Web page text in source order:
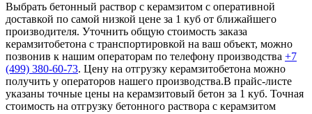
Выбрать бетонный раствор с керамзитом с оперативной
доставкой по самой низкой цене за 1 куб от ближайшего
производителя. Уточнить общую стоимость заказа
керамзитобетона с транспортировкой на ваш объект, можно
позвонив к нашим операторам по телефону производства +7
(499) 380-60-73. Цену на отгрузку керамзитобетона можно
получить у операторов нашего производства.В прайс-листе
указаны точные цены на керамзитовый бетон за 1 куб. Точная
стоимость на отгрузку бетонного раствора с керамзитом